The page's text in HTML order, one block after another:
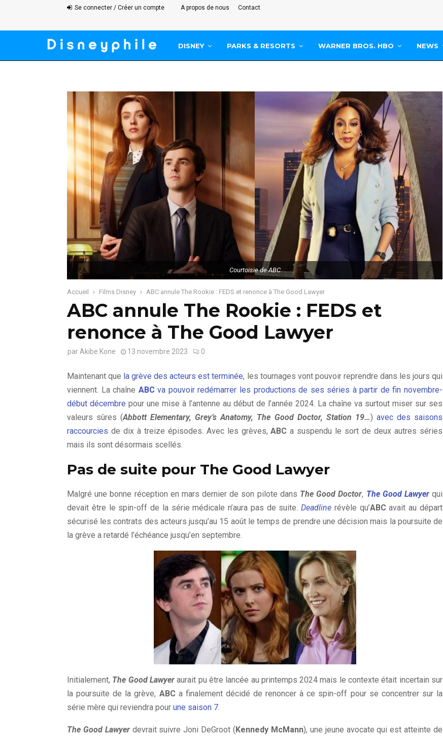
Se connecter / Créer un compte A propos de nous Contact
DISNEY PARKS & RESORTS WARNER BROS. HBO NEWS
Courtoisie de ABC
Accueil Films Disney ABC annule The Rookie : FEDS et renonce à The Good Lawyer
ABC annule The Rookie : FEDS et
renonce à The Good Lawyer
par Akibe Kone 13 novembre 2023 0
Maintenant que la grève des acteurs est terminée, les tournages vont pouvoir reprendre dans les jours qui
viennent. La chaîne ABCva pouvoir redémarrer les productions de ses séries à partir de fin novembre-
début décembre pour une mise à l’antenne au début de l’année 2024. La chaîne va surtout miser sur ses
valeurs sûres (Abbott Elementary, Grey’s Anatomy, The Good Doctor, Station 19…) avec des saisons
raccourcies de dix à treize épisodes. Avec les grèves,ABC a suspendu le sort de deux autres séries
mais ils sont désormais scellés.
Pas de suite pour The Good Lawyer
Malgré une bonne réception en mars dernier de son pilote dans The Good Doctor, The Good Lawyerqui
devait être le spin-off de la série médicale n’aura pas de suite.Deadline révèle qu’ABCavait au départ
sécurisé les contrats des acteurs jusqu’au 15 août le temps de prendre une décision mais la poursuite de
la grève a retardé l’échéance jusqu’en septembre.
Initialement, The Good Lawyeraurait pu être lancée au printemps 2024 mais le contexte était incertain sur
la poursuite de la grève, ABCa finalement décidé de renoncer à ce spin-off pour se concentrer sur la
série mère qui reviendra pour une saison 7.
The Good Lawyer devrait suivre Joni DeGroot ( Kennedy McMann), une jeune avocate qui est atteinte de